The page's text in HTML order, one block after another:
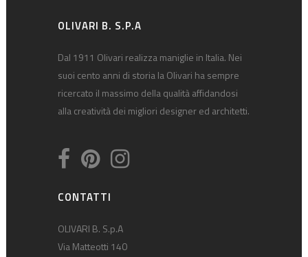
OLIVARI B. S.P.A
Dal 1911 Olivari realizza maniglie in Italia. Nei
suoi cento anni di storia la Olivari ha sempre
ricercato il massimo della qualità affidandosi
alla creatività dei migliori designer ed architetti.
CONTATTI
OLIVARI B. S.p.A
Via Matteotti 140